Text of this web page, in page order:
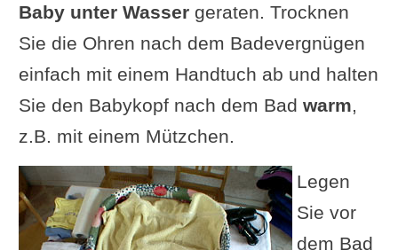
Baby unter Wassergeraten. Trocknen
Sie die Ohren nach dem Badevergnügen
einfach mit einem Handtuch ab und halten
Sie den Babykopf nach dem Bad warm,
z.B. mit einem Mützchen.
Legen
Sie vor
dem Bad